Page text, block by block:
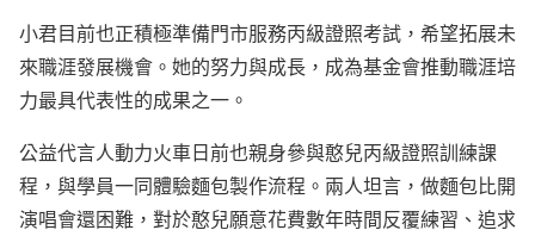
小君目前也正積極準備門市服務丙級證照考試，希望拓展未
來職涯發展機會。她的努力與成長，成為基金會推動職涯培
力最具代表性的成果之一。
公益代言人動力火車日前也親身參與憨兒丙級證照訓練課
程，與學員一同體驗麵包製作流程。兩人坦言，做麵包比開
演唱會還困難，對於憨兒願意花費數年時間反覆練習、追求